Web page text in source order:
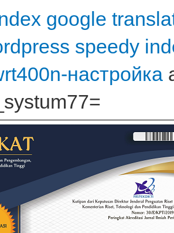
google
speedy
настройка